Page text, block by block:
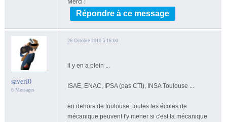
Merci !
Répondre à ce message
saveri0
6 Messages
26 Octobre 2010 à 16:00
il y en a plein ...
ISAE, ENAC, IPSA (pas CTI), INSA Toulouse ...
en dehors de toulouse, toutes les écoles de
mécanique peuvent t'y mener si c'est la mécanique